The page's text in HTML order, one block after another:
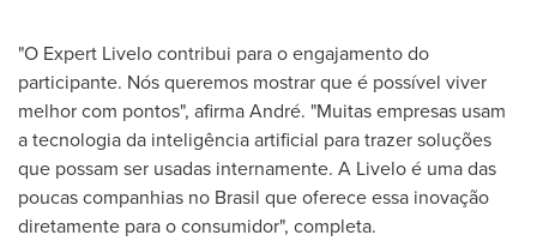
"O Expert Livelo contribui para o engajamento do
participante. Nós queremos mostrar que é possível viver
melhor com pontos", afirma André. "Muitas empresas usam
a tecnologia da inteligência artificial para trazer soluções
que possam ser usadas internamente. A Livelo é uma das
poucas companhias no Brasil que oferece essa inovação
diretamente para o consumidor", completa.